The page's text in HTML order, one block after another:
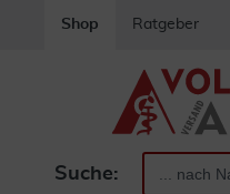
Shop Ratgeber
Suche: